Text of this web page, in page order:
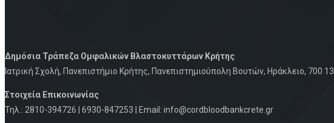
Δημόσια Τράπεζα Ομφαλικών Βλαστοκυττάρων Κρήτης
Iατρική Σχολή, Πανεπιστήμιο Κρήτης, Πανεπιστημιούπολη Βουτών, Ηράκλειο, 700 13
Στοιχεία Eπικοινωνίας
Τηλ.: 2810-394726 | 6930-847253 | Email: info@cordbloodbankcrete.gr